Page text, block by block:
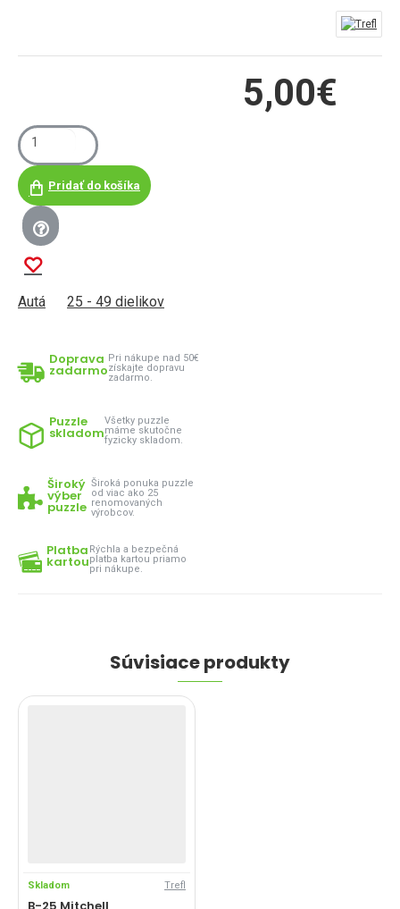
5,00€
Pridať do košíka
Autá 25 - 49 dielikov
Doprava
zadarmo
Pri nákupe nad 50€
získajte dopravu
zadarmo.
Puzzle
skladom
Všetky puzzle
máme skutočne
fyzicky skladom.
Široký
výber
puzzle
Široká ponuka puzzle
od viac ako 25
renomovaných
výrobcov.
Platba
kartou
Rýchla a bezpečná
platba kartou priamo
pri nákupe.
Súvisiace produkty
Skladom Trefl